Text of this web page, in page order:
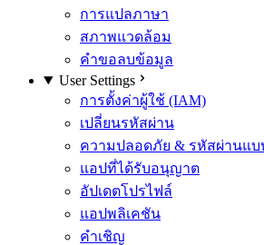
การแปลภาษา
สภาพแวดล้อม
คำขอลบข้อมูล
User Settings
การตั้งค่าผู้ใช้ (IAM)
เปลี่ยนรหัสผ่าน
ความปลอดภัย & รหัสผ่านแ
แอปที่ได้รับอนุญาต
อัปเดตโปรไฟล์
แอปพลิเคชัน
คำเชิญ